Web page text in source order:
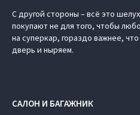
С другой стороны – всё это
покупают не для того, чтобы
на суперкар, гораздо важнее,
дверь и ныряем.
САЛОН И БАГАЖНИК